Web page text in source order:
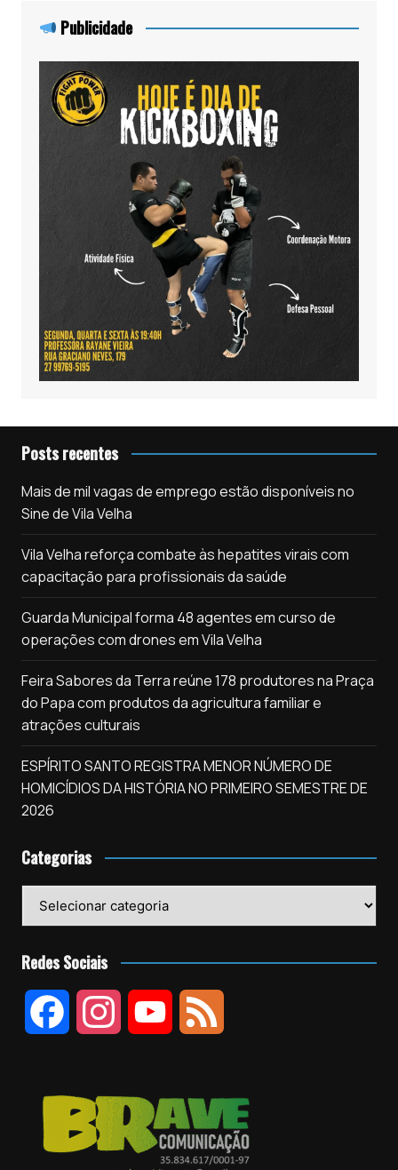
Publicidade
Posts recentes
Mais de mil vagas de emprego estão disponíveis no
Sine de Vila Velha
Vila Velha reforça combate às hepatites virais com
capacitação para profissionais da saúde
Guarda Municipal forma 48 agentes em curso de
operações com drones em Vila Velha
Feira Sabores da Terra reúne 178 produtores na Praça
do Papa com produtos da agricultura familiar e
atrações culturais
ESPÍRITO SANTO REGISTRA MENOR NÚMERO DE
HOMICÍDIOS DA HISTÓRIA NO PRIMEIRO SEMESTRE DE
2026
Categorias
Redes Sociais
c
e
s
t
u
T
e
d